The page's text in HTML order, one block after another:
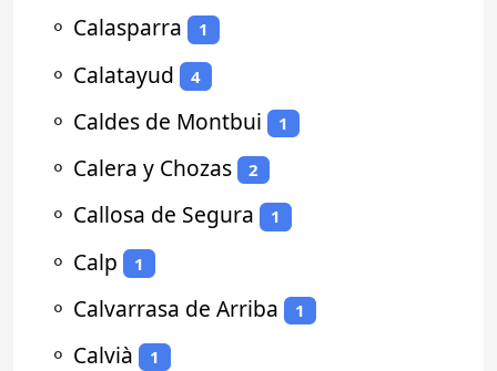
⚬ Calasparra 1
⚬ Calatayud 4
⚬ Caldes de Montbui 1
⚬ Calera y Chozas 2
⚬ Callosa de Segura 1
⚬ Calp 1
⚬ Calvarrasa de Arriba 1
⚬ Calvià 1